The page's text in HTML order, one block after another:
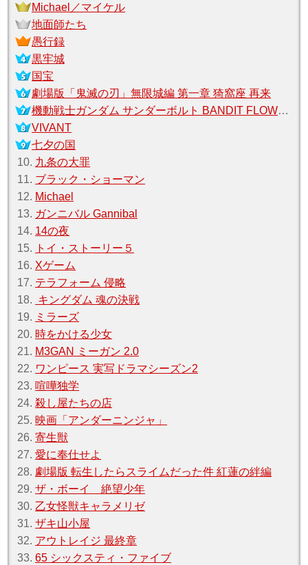
Michael／マイケル
地面師たち
愚行録
黒牢城
国宝
劇場版「鬼滅の刃」無限城編 第一章 猗窩座 再来
機動戦士ガンダム サンダーボルト BANDIT FLOWER
VIVANT
七夕の国
10. 九条の大罪
11. ブラック・ショーマン
12. Michael
13. ガンニバル Gannibal
14. 14の夜
15.
トイ・ストーリー５
16. Xゲーム
17. テラフォーム 侵略
18. キングダム 魂の決戦
19. ミラーズ
20. 時をかける少女
21. M3GAN ミーガン 2.0
22. ワンピース 実写ドラマシーズン2
23. 喧嘩独学
24.殺し屋たちの店
25. 映画「アンダーニンジャ」
26.寄生獣
27.愛に奉仕せよ
28. 劇場版 転生したらスライムだった件 紅蓮の絆編
29.ザ・ボーイ 絶望少年
30. 乙女怪獣キャラメリゼ
31.ザキ山小屋
32. アウトレイジ 最終章
33.65 シックスティ・ファイブ